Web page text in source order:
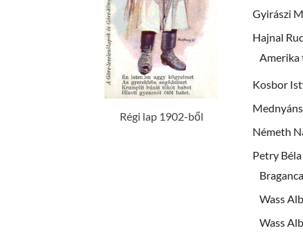
Régi lap 1902-ből
Gyirászi
Hajnal
Kosbor
Németh
Petry Béla
Wass
Wass